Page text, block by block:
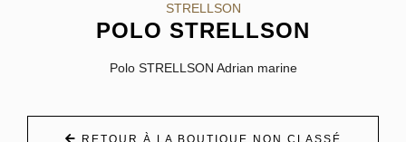
STRELLSON
POLO STRELLSON
Polo STRELLSON Adrian marine
RETOUR À LA BOUTIQUE NON CLASSÉ